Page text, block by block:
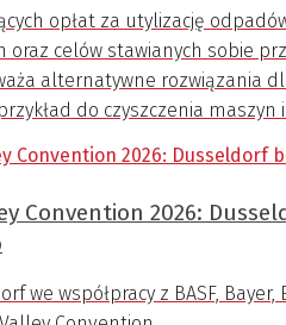
opłat za utylizację
oraz celów stawianych sobie
alternatywne rozwiązania
do czyszczenia maszyn
Convention 2026:
we współpracy z BASF,